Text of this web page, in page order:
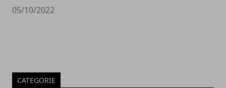
05/10/2022
CATEGORIE